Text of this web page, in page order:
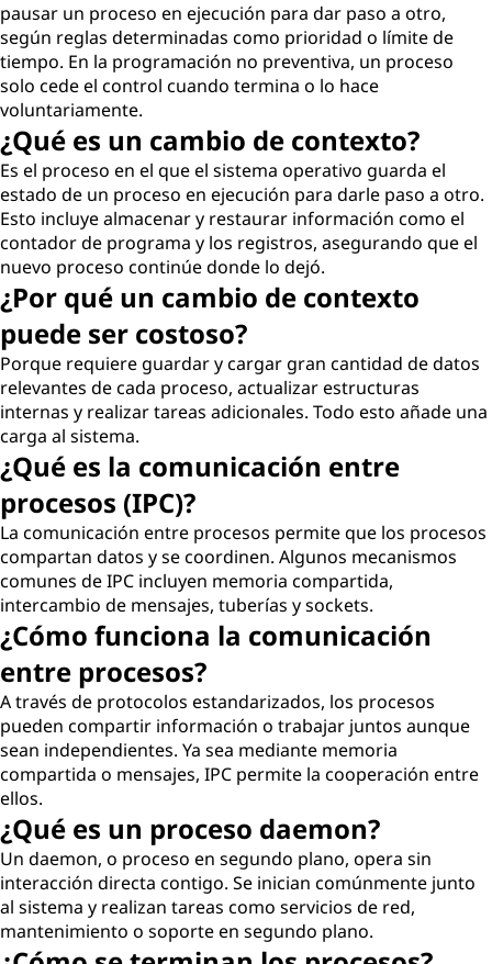
pausar un proceso en ejecución para dar paso a otro,
según reglas determinadas como prioridad o límite de
tiempo. En la programación no preventiva, un proceso
solo cede el control cuando termina o lo hace
voluntariamente.
¿Qué es un cambio de contexto?
Es el proceso en el que el sistema operativo guarda el
estado de un proceso en ejecución para darle paso a otro.
Esto incluye almacenar y restaurar información como el
contador de programa y los registros, asegurando que el
nuevo proceso continúe donde lo dejó.
¿Por qué un cambio de contexto
puede ser costoso?
Porque requiere guardar y cargar gran cantidad de datos
relevantes de cada proceso, actualizar estructuras
internas y realizar tareas adicionales. Todo esto añade una
carga al sistema.
¿Qué es la comunicación entre
procesos (IPC)?
La comunicación entre procesos permite que los procesos
compartan datos y se coordinen. Algunos mecanismos
comunes de IPC incluyen memoria compartida,
intercambio de mensajes, tuberías y sockets.
¿Cómo funciona la comunicación
entre procesos?
A través de protocolos estandarizados, los procesos
pueden compartir información o trabajar juntos aunque
sean independientes. Ya sea mediante memoria
compartida o mensajes, IPC permite la cooperación entre
ellos.
¿Qué es un proceso daemon?
Un daemon, o proceso en segundo plano, opera sin
interacción directa contigo. Se inician comúnmente junto
al sistema y realizan tareas como servicios de red,
mantenimiento o soporte en segundo plano.